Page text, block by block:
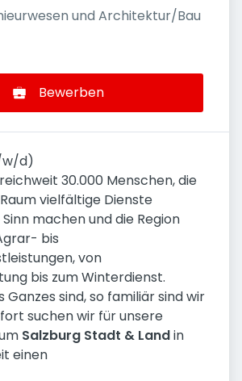
und Architektur/Bau
Bewerben
w/d)
30.000 Menschen, die
vielfältige Dienste
machen und die Region
bis
von
bis zum Winterdienst.
Ganzes sind, so familiär sind wir
suchen wir für unsere
Salzburg Stadt & Landin
einen